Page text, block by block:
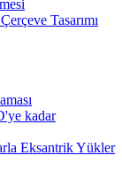
Tasarımı
kadar
Eksantrik Yükler